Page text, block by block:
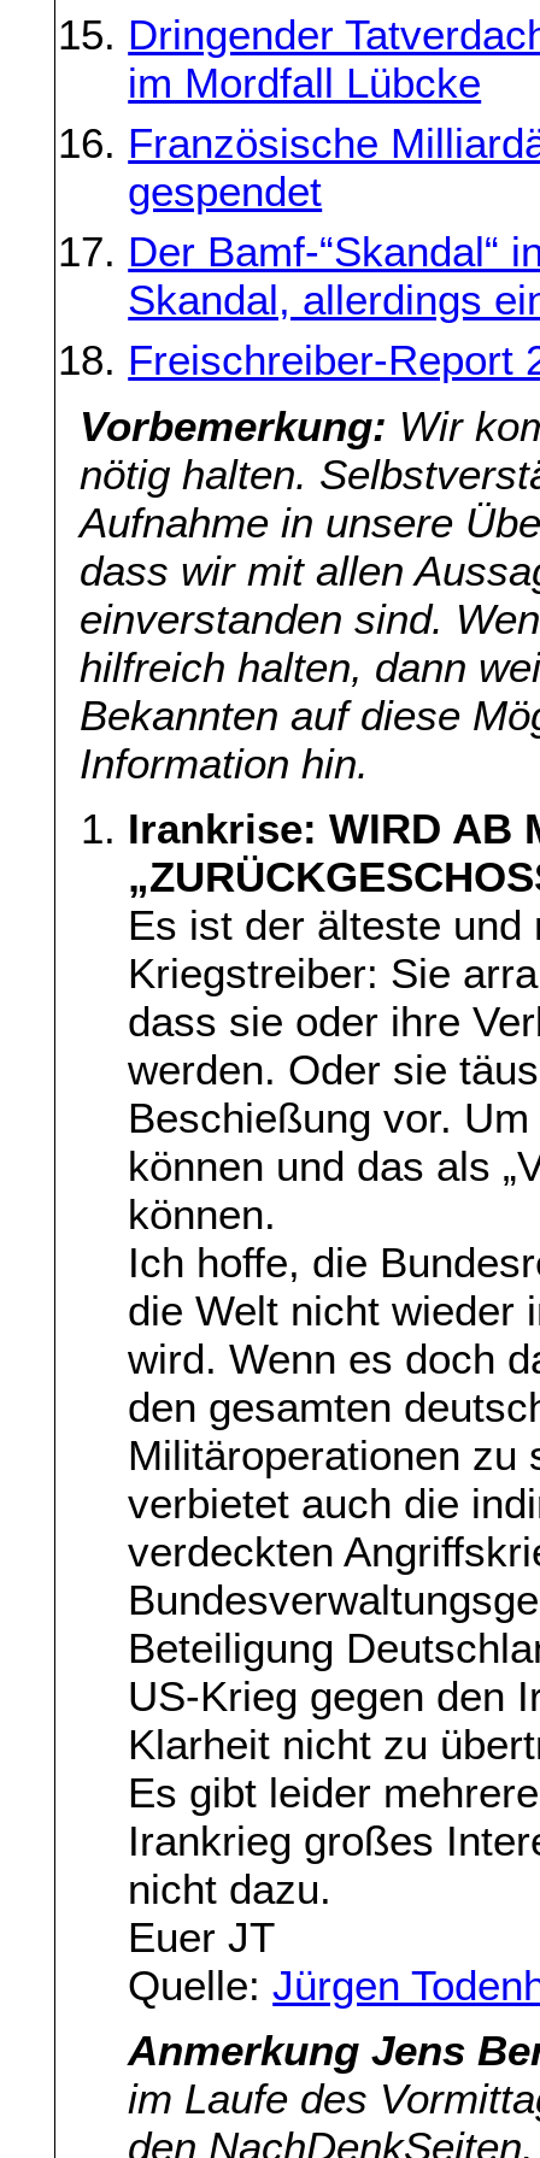
Dringender
im Mordfall Lübcke
Französische
gespendet
Der Bamf-“Skandal“
Skandal, allerdings
Freischreiber-Report
Vorbemerkung: Wir
nötig halten.
Aufnahme in unsere
dass wir mit allen
einverstanden sind.
hilfreich halten, dann
Bekannten auf diese
Information hin.
Irankrise: WIRD AB
Es ist der älteste
Kriegstreiber: Sie
dass sie oder ihre
werden. Oder sie
Beschießung vor.
können und das als
können.
Ich hoffe, die
die Welt nicht wieder
wird. Wenn es doch
den gesamten
Militäroperationen zu
verbietet auch die
verdeckten
Beteiligung
US-Krieg gegen den
Klarheit nicht zu
Es gibt leider
Irankrieg großes
nicht dazu.
Euer JT
Quelle:Jürgen
Anmerkung Jens
im Laufe des
den NachDenkSeiten.